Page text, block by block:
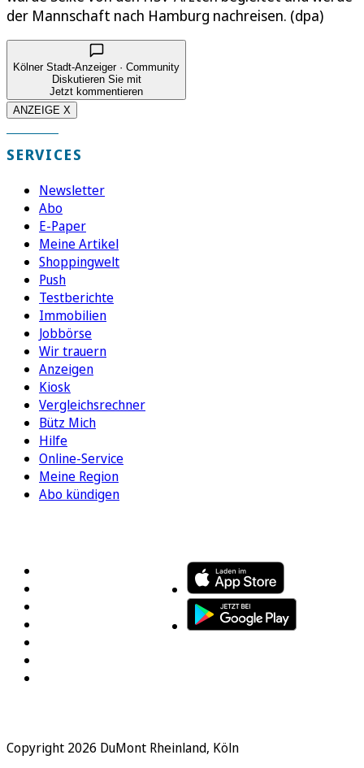
der Mannschaft nach Hamburg nachreisen. (dpa)
Kölner Stadt-Anzeiger · Community
Diskutieren Sie mit
Jetzt kommentieren
ANZEIGE X
SERVICES
Newsletter
Abo
E-Paper
Meine Artikel
Shoppingwelt
Push
Testberichte
Immobilien
Jobbörse
Wir trauern
Anzeigen
Kiosk
Vergleichsrechner
Bütz Mich
Hilfe
Online-Service
Meine Region
Abo kündigen
Copyright 2026 DuMont Rheinland, Köln